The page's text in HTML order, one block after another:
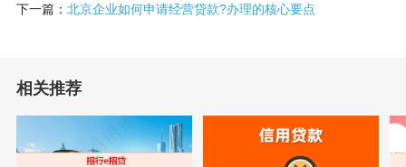
下一篇： 北京企业如何申请经营贷款?办理的核心要点
相关推荐